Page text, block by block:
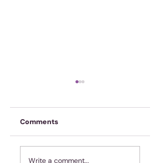
Comments
Write a comment...